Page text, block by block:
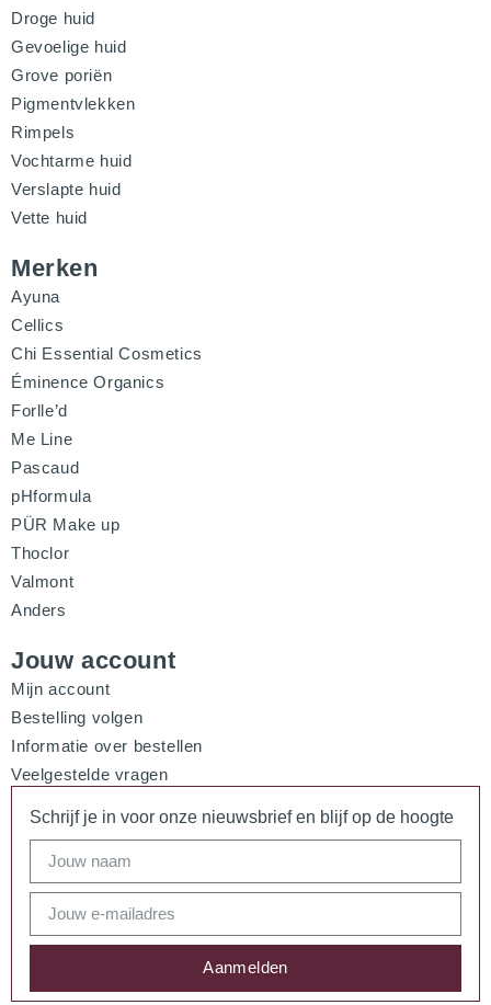
Droge huid
Gevoelige huid
Grove poriën
Pigmentvlekken
Rimpels
Vochtarme huid
Verslapte huid
Vette huid
Merken
Ayuna
Cellics
Chi Essential Cosmetics
Éminence Organics
Forlle’d
Me Line
Pascaud
pHformula
PÜR Make up
Thoclor
Valmont
Anders
Jouw account
Mijn account
Bestelling volgen
Informatie over bestellen
Veelgestelde vragen
Schrijf je in voor onze nieuwsbrief en blijf op de hoogte
Aanmelden